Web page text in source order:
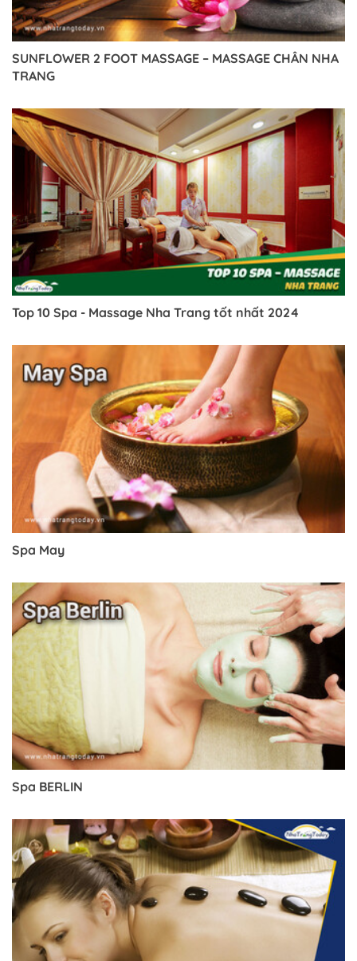
SUNFLOWER 2 FOOT MASSAGE – MASSAGE CHÂN NHA
TRANG
Top 10 Spa - Massage Nha Trang tốt nhất 2024
Spa May
Spa BERLIN